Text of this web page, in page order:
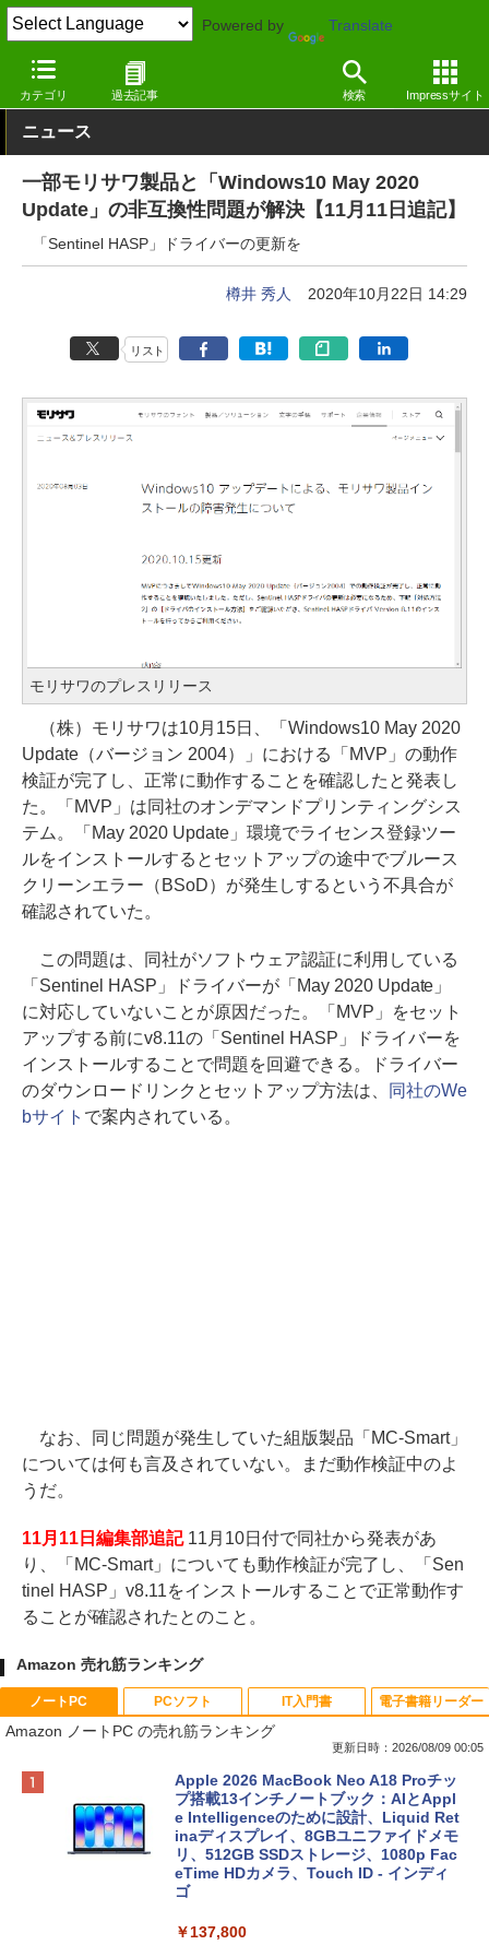
Powered by Translate
カテゴリ 過去記事 検索 Impressサイト
窓の杜 システム・ファイル Windows
ニュース
一部モリサワ製品と「Windows10 May 2020
Update」の非互換性問題が解決【11月11日追記】
「Sentinel HASP」ドライバーの更新を
樽井 秀人 2020年10月22日 14:29
リスト
モリサワのプレスリリース
（株）モリサワは10月15日、「Windows10 May 2020
Update（バージョン 2004）」における「MVP」の動作
検証が完了し、正常に動作することを確認したと発表し
た。「MVP」は同社のオンデマンドプリンティングシス
テム。「May 2020 Update」環境でライセンス登録ツー
ルをインストールするとセットアップの途中でブルース
クリーンエラー（BSoD）が発生しするという不具合が
確認されていた。
この問題は、同社がソフトウェア認証に利用している
「Sentinel HASP」ドライバーが「May 2020 Update」
に対応していないことが原因だった。「MVP」をセット
アップする前にv8.11の「Sentinel HASP」ドライバーを
インストールすることで問題を回避できる。ドライバー
のダウンロードリンクとセットアップ方法は、
同社のWe
bサイト で案内されている。
なお、同じ問題が発生していた組版製品「MC-Smart」
については何も言及されていない。まだ動作検証中のよ
うだ。
11月11日編集部追記 11月10日付で同社から発表があ
り、「MC-Smart」についても動作検証が完了し、「Sen
tinel HASP」v8.11をインストールすることで正常動作す
ることが確認されたとのこと。
Amazon 売れ筋ランキング
ノートPC
Amazon ノートPC の売れ筋ランキング
更新日時：2026/08/09 00:05
Apple 2026 MacBook Neo A18 Proチッ
プ搭載13インチノートブック：AIとAppl
e Intelligenceのために設計、Liquid Ret
inaディスプレイ、8GBユニファイドメモ
リ、512GB SSDストレージ、1080p Fac
eTime HDカメラ、Touch ID - インディ
ゴ
￥137,800
PCソフト IT入門書 電子書籍リーダー